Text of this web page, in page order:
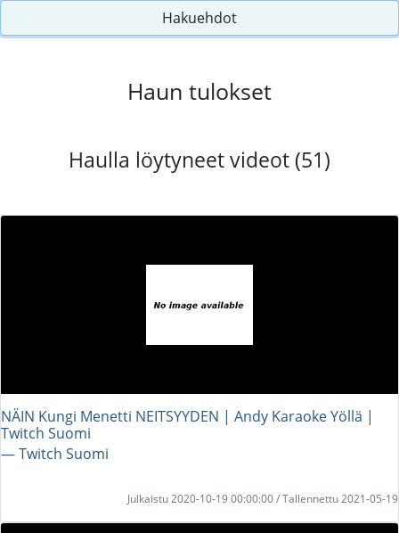
Hakuehdot
Haun tulokset
Haulla löytyneet videot (51)
NÄIN Kungi Menetti NEITSYYDEN | Andy Karaoke Yöllä |
Twitch Suomi
― Twitch Suomi
Julkaistu 2020-10-19 00:00:00 / Tallennettu 2021-05-19